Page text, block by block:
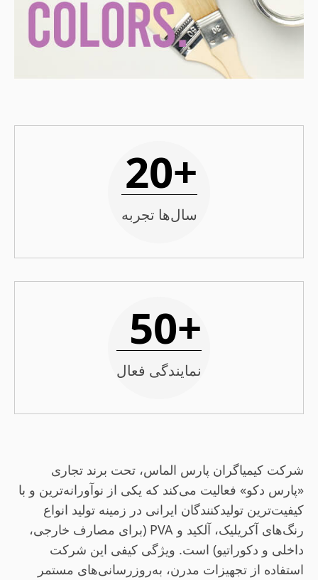
+20
سال‌ها تجربه
+50
نمایندگی فعال
شرکت کیمیاگران پارس الماس، تحت برند تجاری
«پارس دکو» فعالیت می‌کند که یکی از نوآورانه‌ترین و با
کیفیت‌ترین تولیدکنندگان ایرانی در زمینه تولید انواع
رنگ‌های آکریلیک، آلکید و PVA (برای مصارف خارجی،
داخلی و دکوراتیو) است. ویژگی کیفی این شرکت
استفاده از تجهیزات مدرن، به‌روزرسانی‌های مستمر